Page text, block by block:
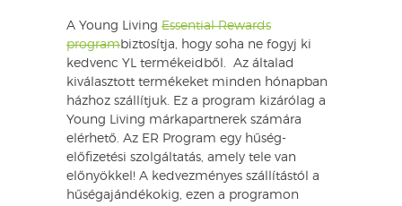
A Young Living Essential Rewards
programbiztosítja, hogy soha ne fogyj ki
kedvenc YL termékeidből. Az általad
kiválasztott termékeket minden hónapban
házhoz szállítjuk. Ez a program kizárólag a
Young Living márkapartnerek számára
elérhető. Az ER Program egy hűség-
előfizetési szolgáltatás, amely tele van
előnyökkel! A kedvezményes szállítástól a
hűségajándékokig, ezen a programon